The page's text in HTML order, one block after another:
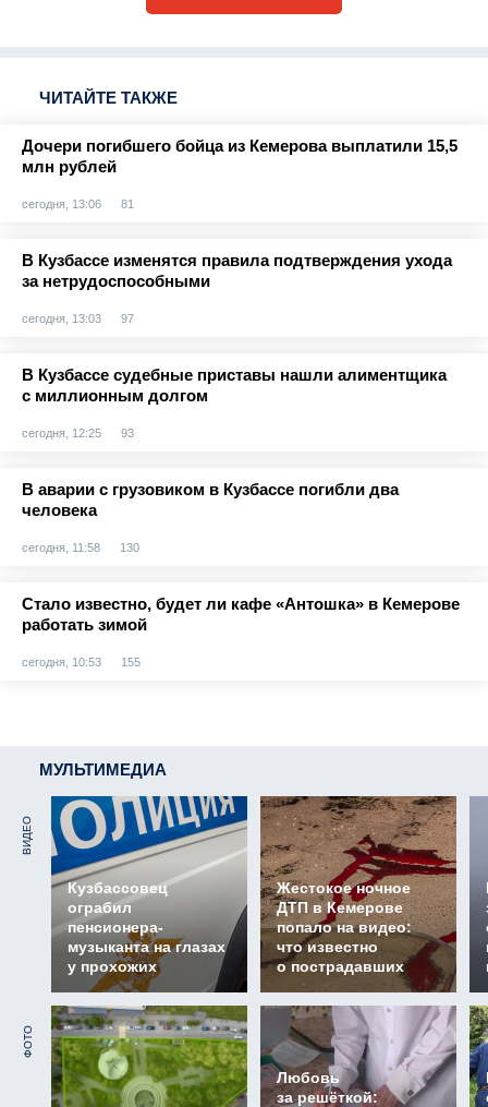
ЧИТАЙТЕ ТАКЖЕ
Дочери погибшего бойца из Кемерова выплатили 15,5
млн рублей
сегодня, 13:06 81
В Кузбассе изменятся правила подтверждения ухода
за нетрудоспособными
сегодня, 13:03 97
В Кузбассе судебные приставы нашли алиментщика
с миллионным долгом
сегодня, 12:25 93
В аварии с грузовиком в Кузбассе погибли два
человека
сегодня, 11:58 130
Стало известно, будет ли кафе «Антошка» в Кемерове
работать зимой
сегодня, 10:53 155
МУЛЬТИМЕДИА
ВИДЕО
Кузбассовец
ограбил
пенсионера-
музыканта на глазах
у прохожих
Жестокое ночное
ДТП в Кемерове
попало на видео:
что известно
о пострадавших
ФОТО
Любовь
за решёткой: